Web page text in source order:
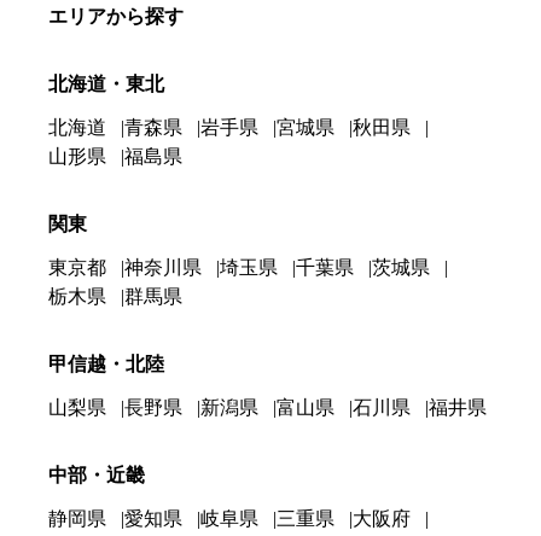
エリアから探す
北海道・東北
北海道 青森県 岩手県 宮城県
秋田県
山形県
福島県
関東
東京都 神奈川県 埼玉県 千葉県
茨城県
栃木県
群馬県
甲信越・北陸
山梨県 長野県 新潟県 富山県 石川県 福井県
中部・近畿
静岡県 愛知県 岐阜県 三重県
大阪府